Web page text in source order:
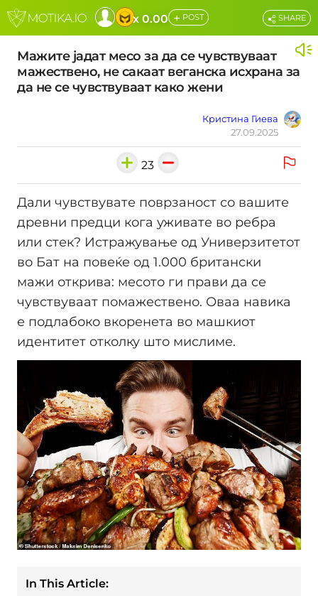
x 0.00 + POST
Мажите јадат месо за да се чувствуваат
мажествено, не сакаат веганска исхрана за
да не се чувствуваат како жени
Кристина Гиева
27.09.2025
SHARE
23
Дали чувствувате поврзаност со вашите
древни предци кога уживате во ребра
или стек? Истражување од Универзитетот
во Бат на повеќе од 1.000 британски
мажи открива: месото ги прави да се
чувствуваат помажествено. Оваа навика
е подлабоко вкоренета во машкиот
идентитет отколку што мислиме.
In This Article: